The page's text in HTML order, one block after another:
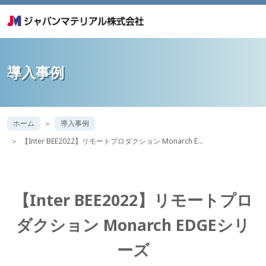
導入事例
ホーム
導入事例
【Inter BEE2022】リモートプロダクション Monarch E…
【Inter BEE2022】リモートプロ
ダクション Monarch EDGEシリ
ーズ